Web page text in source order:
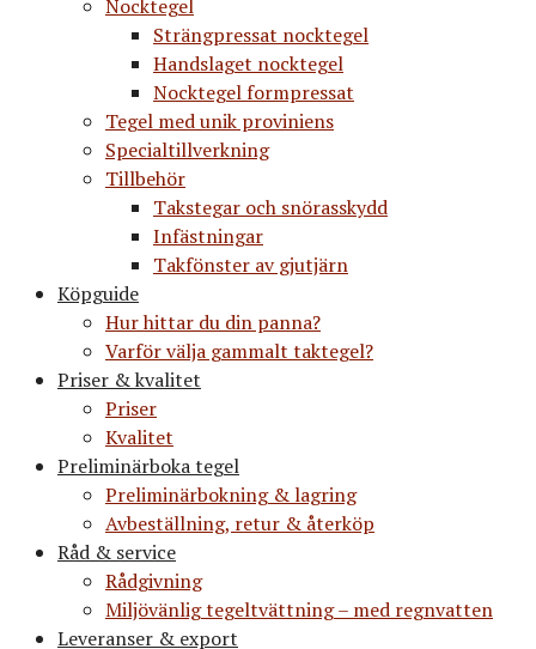
Nocktegel
Strängpressat nocktegel
Handslaget nocktegel
Nocktegel formpressat
Tegel med unik proviniens
Specialtillverkning
Tillbehör
Takstegar och snörasskydd
Infästningar
Takfönster av gjutjärn
Köpguide
Hur hittar du din panna?
Varför välja gammalt taktegel?
Priser & kvalitet
Priser
Kvalitet
Preliminärboka tegel
Preliminärbokning & lagring
Avbeställning, retur & återköp
Råd & service
Rådgivning
Miljövänlig tegeltvättning – med regnvatten
Leveranser & export